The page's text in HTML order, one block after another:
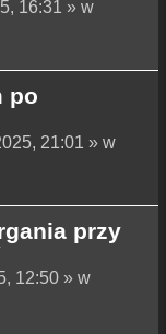
16:31 » w
po
21:01 » w
przy
12:50 » w